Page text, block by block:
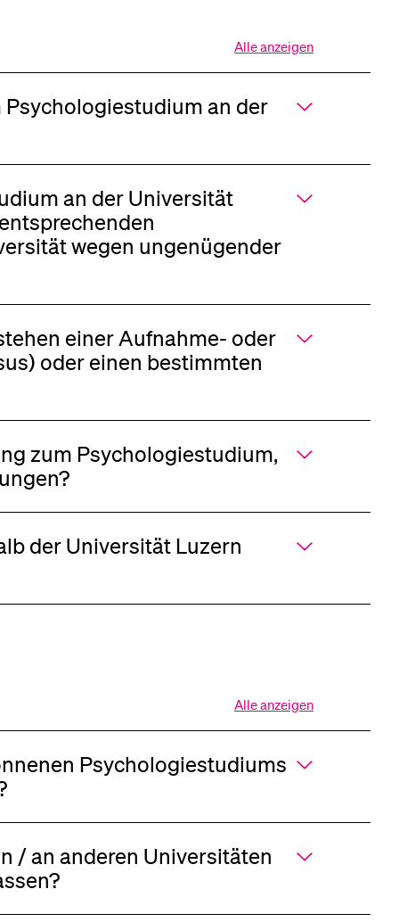
Alle anzeigen
Sektionen
Akkordeons
an der
an der Universität
wegen ungenügender
einer Aufnahme- oder
zum Psychologiestudium,
und Prüfungen?
der Universität Luzern
Alle anzeigen
Sektionen
Akkordeons
Psychologiestudiums
/ an anderen Universitäten